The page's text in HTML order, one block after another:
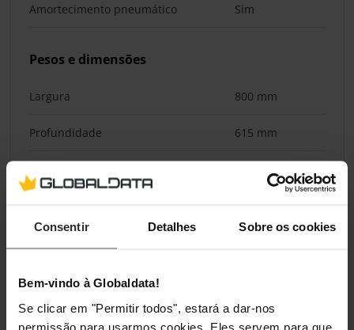
Consentir Detalhes Sobre os cookies
Bem-vindo à Globaldata!
Se clicar em "Permitir todos", estará a dar-nos
permissão para usarmos cookies. Eles servem para que
Amortecimento pneumático Sim
Pesos e dimensões
Largura 800 mm
Profundidade 615 mm
Classificações